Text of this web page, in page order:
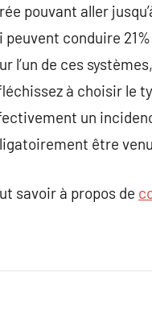
pouvant aller
peuvent conduire
l’un de ces
à choisir le
un
être
savoir à propos de